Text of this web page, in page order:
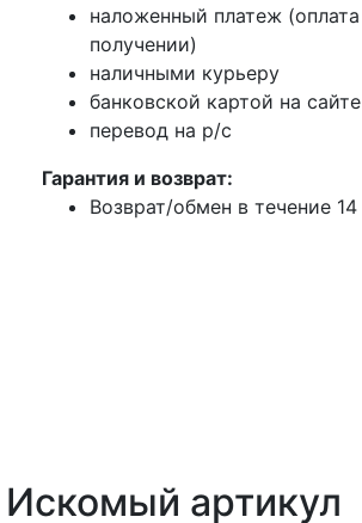
наложенный платеж
получении)
наличными курьеру
банковской картой на сайте
перевод на р/с
Гарантия и возврат:
Возврат/обмен в течение 14
Искомый артикул